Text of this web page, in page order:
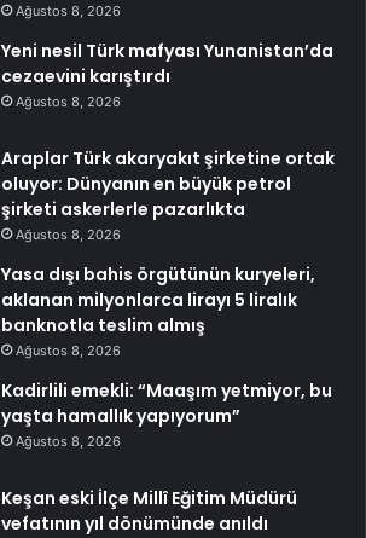
Ağustos 8, 2026
Yeni nesil Türk mafyası Yunanistan’da
cezaevini karıştırdı
Ağustos 8, 2026
Araplar Türk akaryakıt şirketine ortak
oluyor: Dünyanın en büyük petrol
şirketi askerlerle pazarlıkta
Ağustos 8, 2026
Yasa dışı bahis örgütünün kuryeleri,
aklanan milyonlarca lirayı 5 liralık
banknotla teslim almış
Ağustos 8, 2026
Kadirlili emekli: “Maaşım yetmiyor, bu
yaşta hamallık yapıyorum”
Ağustos 8, 2026
Keşan eski İlçe Millî Eğitim Müdürü
vefatının yıl dönümünde anıldı